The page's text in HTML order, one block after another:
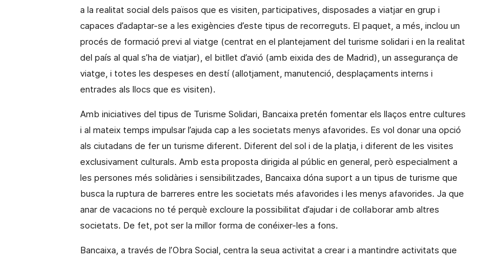
a la realitat social dels països que es visiten, participatives, disposades a viatjar en grup i
capaces d’adaptar-se a les exigències d’este tipus de recorreguts. El paquet, a més, inclou un
procés de formació previ al viatge (centrat en el plantejament del turisme solidari i en la realitat
del país al qual s’ha de viatjar), el bitllet d’avió (amb eixida des de Madrid), un assegurança de
viatge, i totes les despeses en destí (allotjament, manutenció, desplaçaments interns i
entrades als llocs que es visiten).
Amb iniciatives del tipus de Turisme Solidari, Bancaixa pretén fomentar els llaços entre cultures
i al mateix temps impulsar l’ajuda cap a les societats menys afavorides. Es vol donar una opció
als ciutadans de fer un turisme diferent. Diferent del sol i de la platja, i diferent de les visites
exclusivament culturals. Amb esta proposta dirigida al públic en general, però especialment a
les persones més solidàries i sensibilitzades, Bancaixa dóna suport a un tipus de turisme que
busca la ruptura de barreres entre les societats més afavorides i les menys afavorides. Ja que
anar de vacacions no té perquè excloure la possibilitat d’ajudar i de col·laborar amb altres
societats. De fet, pot ser la millor forma de conéixer-les a fons.
Bancaixa, a través de l’Obra Social, centra la seua activitat a crear i a mantindre activitats que